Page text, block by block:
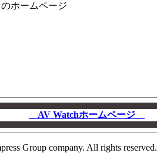
ホームページ
AV Watchホームページ
Group company. All rights reserved.